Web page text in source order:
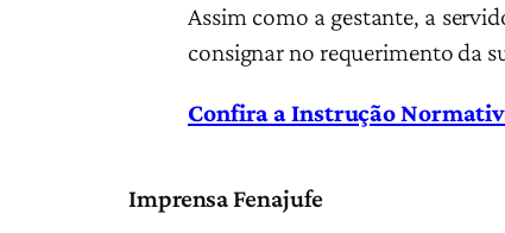
Assim como a gestante, a
consignar no requerimento da
Confira a Instrução
Imprensa Fenajufe